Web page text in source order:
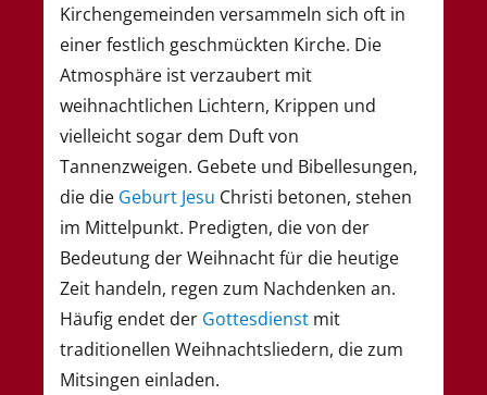
Kirchengemeinden versammeln sich oft in
einer festlich geschmückten Kirche. Die
Atmosphäre ist verzaubert mit
weihnachtlichen Lichtern, Krippen und
vielleicht sogar dem Duft von
Tannenzweigen. Gebete und Bibellesungen,
die die Geburt Jesu Christi betonen, stehen
im Mittelpunkt. Predigten, die von der
Bedeutung der Weihnacht für die heutige
Zeit handeln, regen zum Nachdenken an.
Häufig endet der Gottesdienst mit
traditionellen Weihnachtsliedern, die zum
Mitsingen einladen.